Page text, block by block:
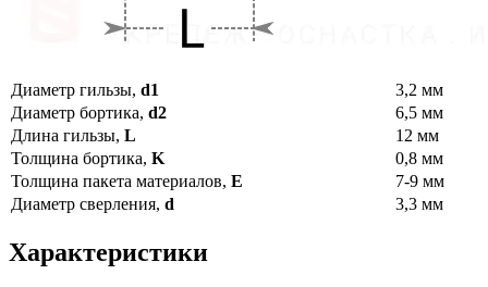
Диаметр гильзы, d1
3,2 мм
Диаметр бортика, d2
6,5 мм
Длина гильзы, L
12 мм
Толщина бортика, K
0,8 мм
Толщина пакета материалов, E
7-9 мм
Диаметр сверления, d 3,3 мм
Характеристики